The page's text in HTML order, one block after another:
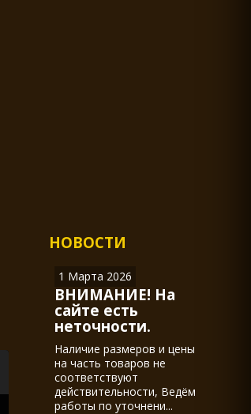
НОВОСТИ
1 Марта 2026
ВНИМАНИЕ! На
сайте есть
неточности.
Наличие размеров и цены
на часть товаров не
соответствуют
действительности, Ведём
работы по уточнени...